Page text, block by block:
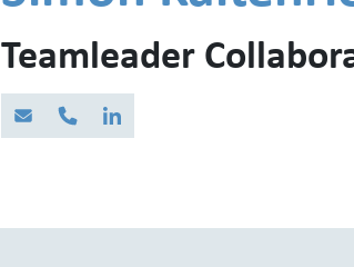
Teamleader
Email PhoneLinkedIn